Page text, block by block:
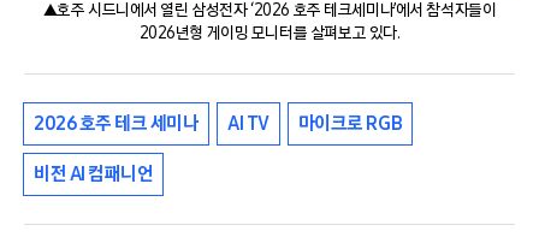
▲호주 시드니에서 열린 삼성전자 ‘2026 호주 테크세미나’에서 참석자들이
2026년형 게이밍 모니터를 살펴보고 있다.
2026 호주 테크 세미나 AI TV 마이크로 RGB
비전 AI 컴패니언